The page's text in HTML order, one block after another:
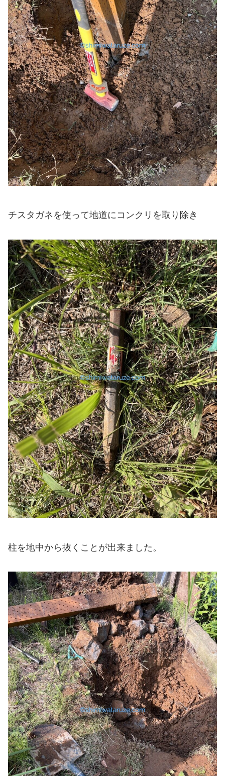
チスタガネを使って地道にコンクリを取り除き
柱を地中から抜くことが出来ました。